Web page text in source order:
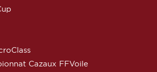
Cazaux FFVoile